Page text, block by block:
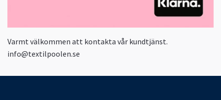
Varmt välkommen att kontakta vår kundtjänst.
info@textilpoolen.se